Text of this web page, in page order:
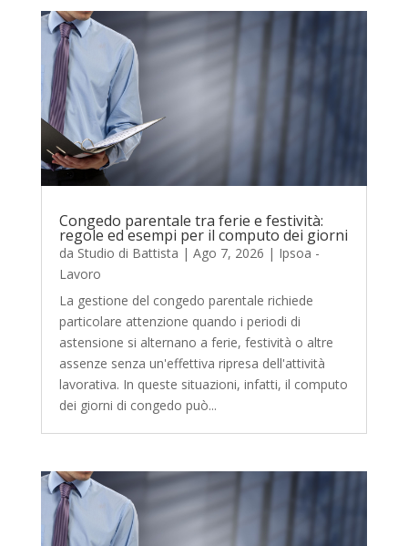
Congedo parentale tra ferie e festività:
regole ed esempi per il computo dei giorni
da Studio di Battista | Ago 7, 2026 | Ipsoa -
Lavoro
La gestione del congedo parentale richiede
particolare attenzione quando i periodi di
astensione si alternano a ferie, festività o altre
assenze senza un'effettiva ripresa dell'attività
lavorativa. In queste situazioni, infatti, il computo
dei giorni di congedo può...